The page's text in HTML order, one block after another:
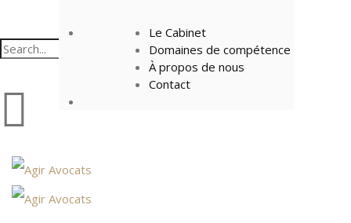
Le Cabinet
Domaines de compétence
À propos de nous
Contact